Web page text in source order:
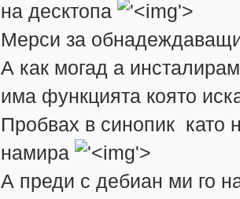
на десктопа
'>
Мерси за
А как могад а
има функцията която
Пробвах в синопик като
намира
'>
А преди с дебиан ми го